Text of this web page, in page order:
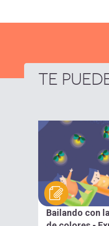
TE
Bailando con